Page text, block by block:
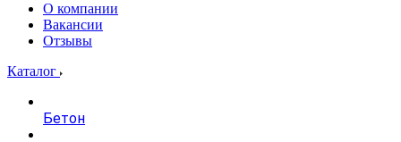
О компании
Вакансии
Отзывы
Каталог
Бетон